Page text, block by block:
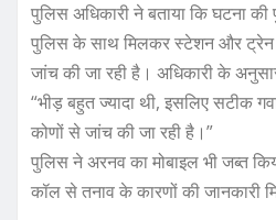
पुलिस अधिकारी ने बताया कि घटना
पुलिस के साथ मिलकर स्टेशन और
जांच की जा रही है। अधिकारी के
“भीड़ बहुत ज्यादा थी, इसलिए सटीक
कोणों से जांच की जा रही है।”
पुलिस ने अरनव का मोबाइल भी जब्त
कॉल से तनाव के कारणों की जानकारी